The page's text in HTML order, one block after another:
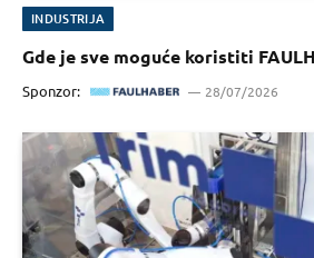
INDUSTRIJA
Gde je sve moguće koristiti
Sponzor: 28/07/2026